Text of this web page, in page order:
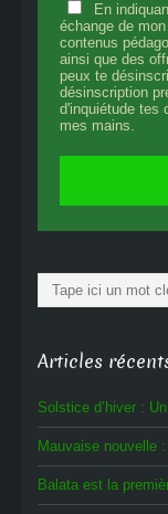
En
échange de
contenus
ainsi que des
peux te
désinscription
d'inquiétude tes
mes mains.
Rechercher
Articles
Solstice d’hiver :
Mauvaise nouvelle
Balata est la